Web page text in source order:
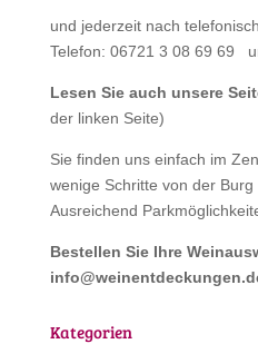
und jederzeit nach
Telefon: 06721 3 08 69 69
Lesen Sie auch unsere
der linken Seite)
Sie finden uns einfach im
wenige Schritte von der Burg
Ausreichend
Bestellen Sie Ihre
Kategorien